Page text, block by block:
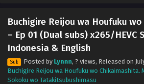
Buchigire Reijou wa Houfuku
– Ep 01 (Dual subs) x265/HEVC
Indonesia & English
Sub Posted by Lynnn, ? views, Released on
Buchigire Reijou wa Houfuku wo Chikaimashita.
Sokoku wo Tatakitsubushimasu